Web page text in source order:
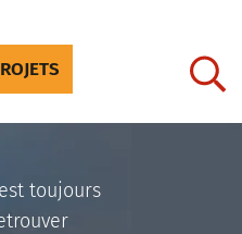
toujours